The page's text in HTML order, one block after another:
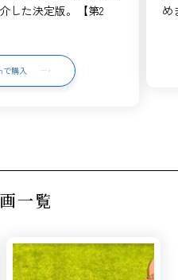
した決定版。【第2
で購入
め
一覧